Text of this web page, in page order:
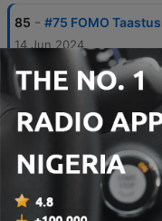
85 - #75 FOMO
14 Jun 2024
84 - #74 ALVR tuleb
01 Apr 2024
- #73 Ekstreemne
06 Mar 2024
82 - #72 Äppi-pood
metaverse